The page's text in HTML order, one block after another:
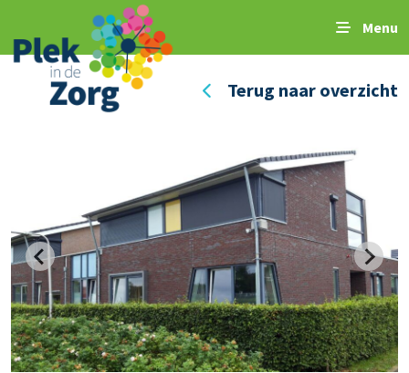
Menu
Terug naar overzicht